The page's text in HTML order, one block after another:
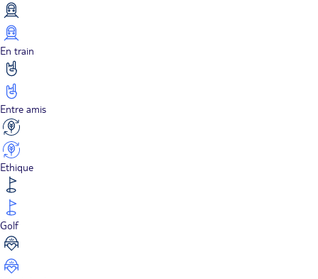
En train
Entre amis
Ethique
Golf